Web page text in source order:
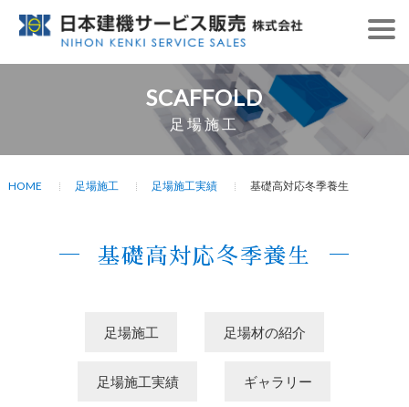
SCAFFOLD
足場施工
HOME 足場施工 足場施工実績 基礎高対応冬季養生
基礎高対応冬季養生
足場施工 足場材の紹介
足場施工実績 ギャラリー